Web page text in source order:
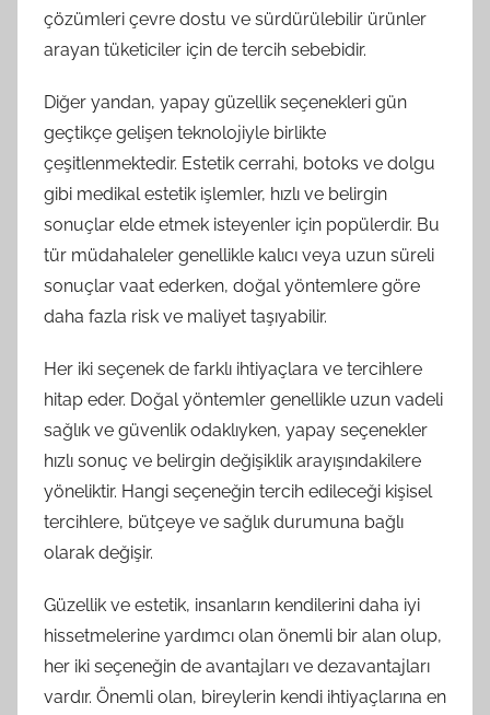
çözümleri çevre dostu ve sürdürülebilir ürünler
arayan tüketiciler için de tercih sebebidir.
Diğer yandan, yapay güzellik seçenekleri gün
geçtikçe gelişen teknolojiyle birlikte
çeşitlenmektedir. Estetik cerrahi, botoks ve dolgu
gibi medikal estetik işlemler, hızlı ve belirgin
sonuçlar elde etmek isteyenler için popülerdir. Bu
tür müdahaleler genellikle kalıcı veya uzun süreli
sonuçlar vaat ederken, doğal yöntemlere göre
daha fazla risk ve maliyet taşıyabilir.
Her iki seçenek de farklı ihtiyaçlara ve tercihlere
hitap eder. Doğal yöntemler genellikle uzun vadeli
sağlık ve güvenlik odaklıyken, yapay seçenekler
hızlı sonuç ve belirgin değişiklik arayışındakilere
yöneliktir. Hangi seçeneğin tercih edileceği kişisel
tercihlere, bütçeye ve sağlık durumuna bağlı
olarak değişir.
Güzellik ve estetik, insanların kendilerini daha iyi
hissetmelerine yardımcı olan önemli bir alan olup,
her iki seçeneğin de avantajları ve dezavantajları
vardır. Önemli olan, bireylerin kendi ihtiyaçlarına en